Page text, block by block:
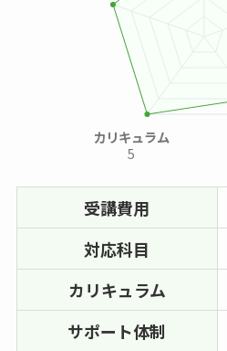
カリキュラム
5
受講費用
対応科目
カリキュラム
サポート体制